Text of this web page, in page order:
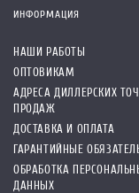
ИНФОРМАЦИЯ
НАШИ РАБОТЫ
ОПТОВИКАМ
АДРЕСА ДИЛЛЕРСКИХ
ПРОДАЖ
ДОСТАВКА И ОПЛАТА
ГАРАНТИЙНЫЕ
ОБРАБОТКА
ДАННЫХ